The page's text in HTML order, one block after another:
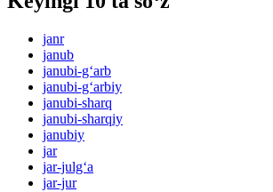
janr
janub
janubi-g‘arb
janubi-g‘arbiy
janubi-sharq
janubi-sharqiy
janubiy
jar
jar-julg‘a
jar-jur